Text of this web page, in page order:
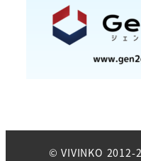
© VIVINKO